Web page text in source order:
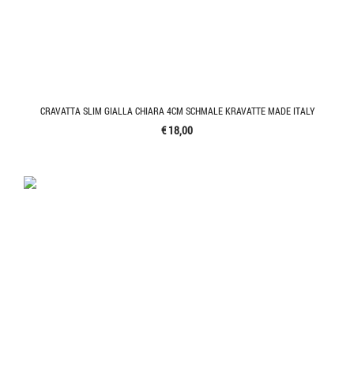
CRAVATTA SLIM GIALLA CHIARA 4CM SCHMALE KRAVATTE MADE ITALY
€ 18,00